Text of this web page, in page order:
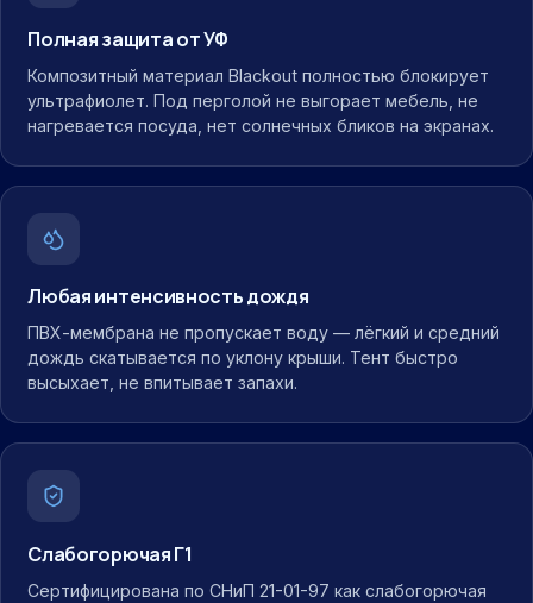
Полная защита от УФ
Композитный материал Blackout полностью блокирует
ультрафиолет. Под перголой не выгорает мебель, не
нагревается посуда, нет солнечных бликов на экранах.
Любая интенсивность дождя
ПВХ-мембрана не пропускает воду — лёгкий и средний
дождь скатывается по уклону крыши. Тент быстро
высыхает, не впитывает запахи.
Слабогорючая Г1
Сертифицирована по СНиП 21-01-97 как слабогорючая